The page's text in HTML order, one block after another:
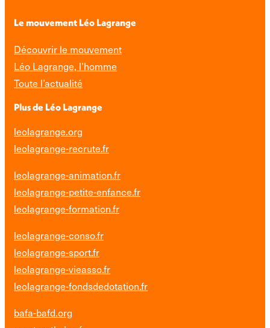
une
fenêtre
une
fenêtre
une
fenêtre
une
fenêtre
Le mouvement Léo Lagrange
Découvrir le mouvement
Léo Lagrange, l’homme
Toute l’actualité
Plus de Léo Lagrange
leolagrange.org
leolagrange-recrute.fr
leolagrange-animation.fr
leolagrange-petite-enfance.fr
leolagrange-formation.fr
leolagrange-conso.fr
leolagrange-sport.fr
leolagrange-vieasso.fr
leolagrange-fondsdedotation.fr
bafa-bafd.org